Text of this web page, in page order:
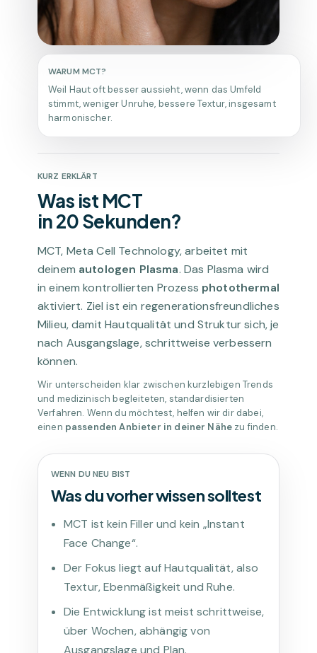
WARUM MCT?
Weil Haut oft besser aussieht, wenn das Umfeld
stimmt, weniger Unruhe, bessere Textur, insgesamt
harmonischer.
KURZ ERKLÄRT
Was ist MCT
in 20 Sekunden?
MCT, Meta Cell Technology, arbeitet mit
deinem autologen Plasma. Das Plasma wird
in einem kontrollierten Prozess photothermal
aktiviert. Ziel ist ein regenerationsfreundliches
Milieu, damit Hautqualität und Struktur sich, je
nach Ausgangslage, schrittweise verbessern
können.
Wir unterscheiden klar zwischen kurzlebigen Trends
und medizinisch begleiteten, standardisierten
Verfahren. Wenn du möchtest, helfen wir dir dabei,
einen passenden Anbieter in deiner Nähe zu finden.
WENN DU NEU BIST
Was du vorher wissen solltest
MCT ist kein Filler und kein „Instant
Face Change“.
Der Fokus liegt auf Hautqualität, also
Textur, Ebenmäßigkeit und Ruhe.
Die Entwicklung ist meist schrittweise,
über Wochen, abhängig von
Ausgangslage und Plan.